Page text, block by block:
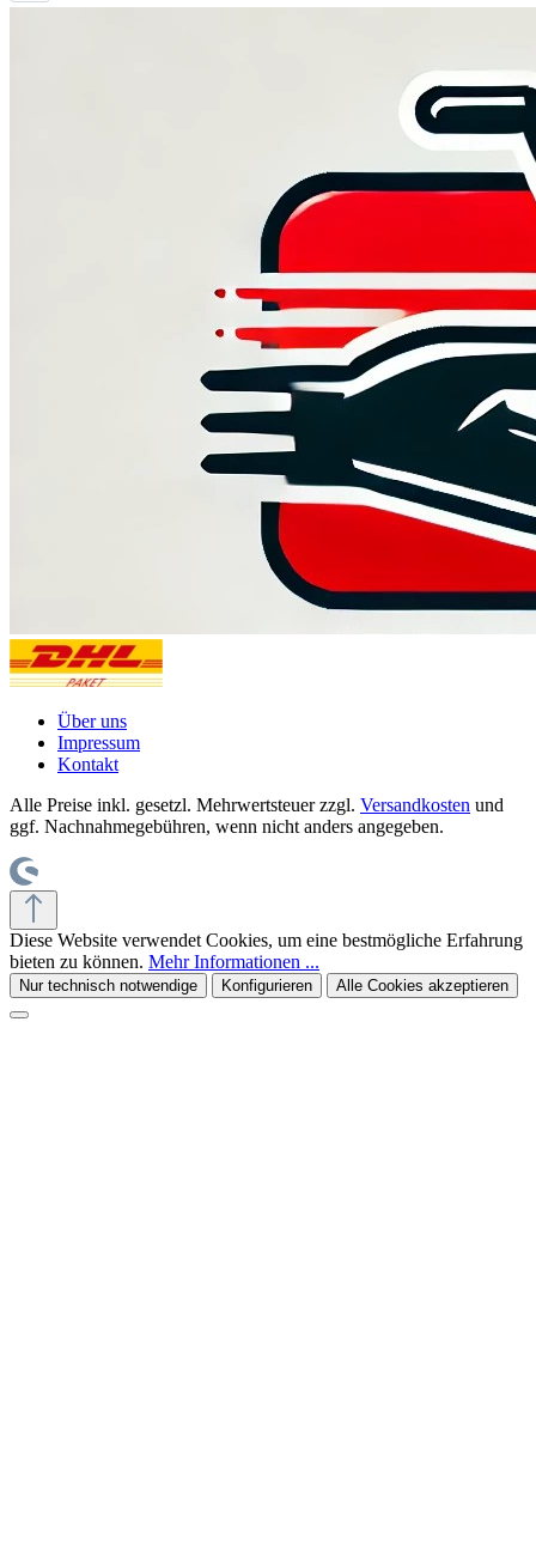
Über uns
Impressum
Kontakt
Alle Preise inkl. gesetzl. Mehrwertsteuer zzgl. Versandkosten und
ggf. Nachnahmegebühren, wenn nicht anders angegeben.
Diese Website verwendet Cookies, um eine bestmögliche Erfahrung
bieten zu können. Mehr Informationen ...
Nur technisch notwendige Konfigurieren Alle Cookies akzeptieren